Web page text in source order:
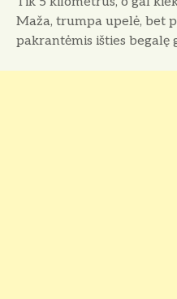
Maža, trumpa upelė, bet
pakrantėmis išties begalę